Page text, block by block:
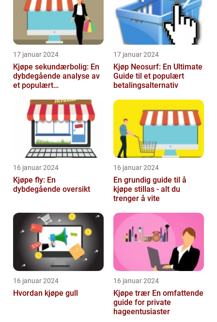
17 januar 2024
Kjøpe sekundærbolig: En
dybdegående analyse av
et populært
17 januar 2024
Kjøp Neosurf: En Ultimate
Guide til et populært
betalingsalternativ
16 januar 2024
Kjøpe fly: En
dybdegående oversikt
16 januar 2024
En grundig guide til å
kjøpe stillas - alt du
trenger å vite
16 januar 2024
Hvordan kjøpe gull
16 januar 2024
Kjøpe trær En omfattende
guide for private
hageentusiaster